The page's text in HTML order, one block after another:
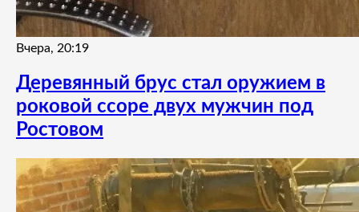
Вчера, 20:19
Деревянный брус стал оружием в
роковой ссоре двух мужчин под
Ростовом